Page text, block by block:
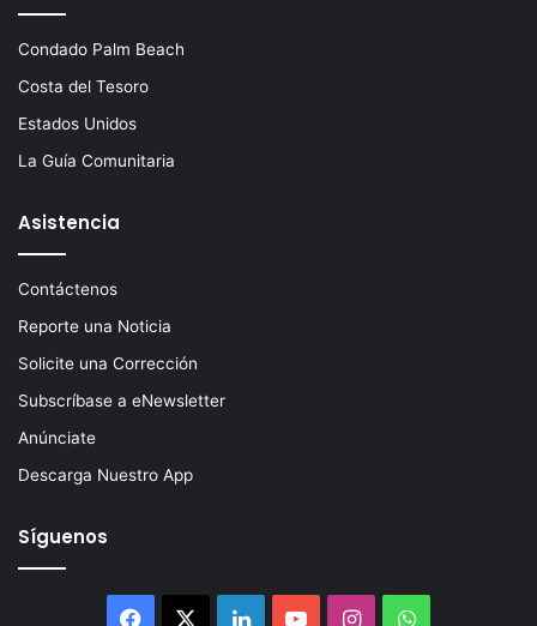
Condado Palm Beach
Costa del Tesoro
Estados Unidos
La Guía Comunitaria
Asistencia
Contáctenos
Reporte una Noticia
Solicite una Corrección
Subscríbase a eNewsletter
Anúnciate
Descarga Nuestro App
Síguenos
Facebook LinkedInYouTubeInstagramWhatsApp